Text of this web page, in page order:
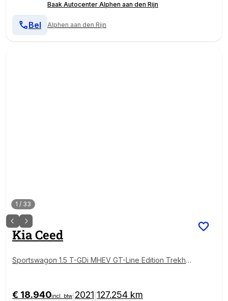
Baak Autocenter Alphen aan den Rijn
Alphen aan den Rijn
Bel
1 / 33
KiaCeed
Sportswagon 1.5 T-GDi MHEV GT-Line Edition Trekha
€ 18.940incl. btw 2021 127.254 km